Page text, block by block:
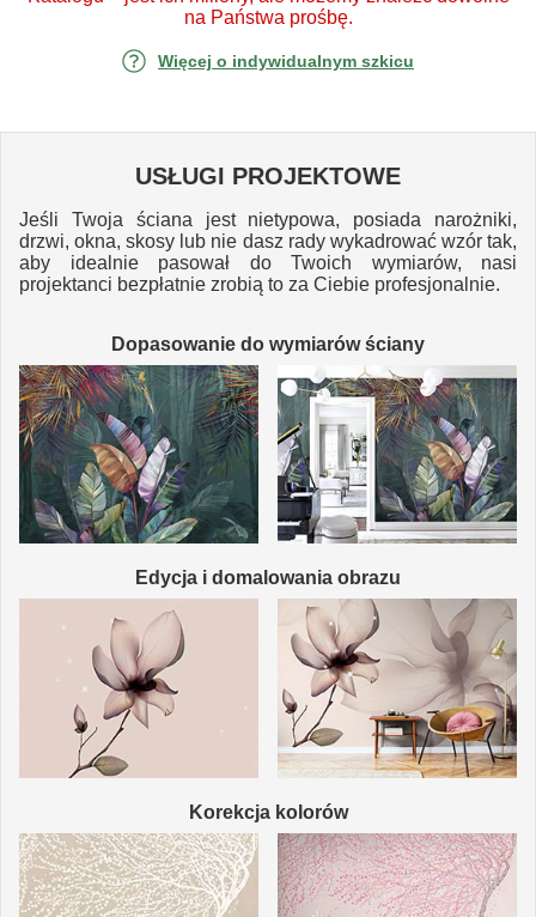
na Państwa prośbę.
Więcej o indywidualnym szkicu
USŁUGI PROJEKTOWE
Jeśli Twoja ściana jest nietypowa, posiada narożniki,
drzwi, okna, skosy lub nie dasz rady wykadrować wzór tak,
aby idealnie pasował do Twoich wymiarów, nasi
projektanci bezpłatnie zrobią to za Ciebie profesjonalnie.
Dopasowanie do wymiarów ściany
Edycja i domalowania obrazu
Korekcja kolorów